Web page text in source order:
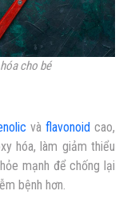
cho bé
và flavonoid cao,
hóa, làm giảm thiểu
mạnh để chống lại
bệnh hơn.